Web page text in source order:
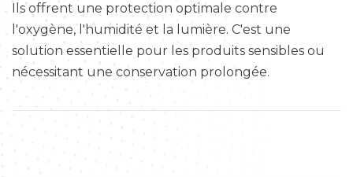
Ils offrent une protection optimale contre
l'oxygène, l'humidité et la lumière. C'est une
solution essentielle pour les produits sensibles ou
nécessitant une conservation prolongée.